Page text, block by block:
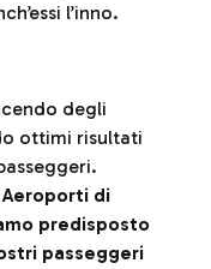
l’inno.
degli
ottimi risultati
Aeroporti di
predisposto
passeggeri